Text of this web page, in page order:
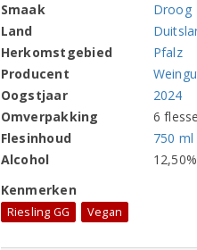
Smaak
Droog
Land
Herkomstgebied
Pfalz
Producent
Oogstjaar
2024
Omverpakking
6
Flesinhoud
750 ml
Alcohol
12,50%
Kenmerken
Riesling GG Vegan